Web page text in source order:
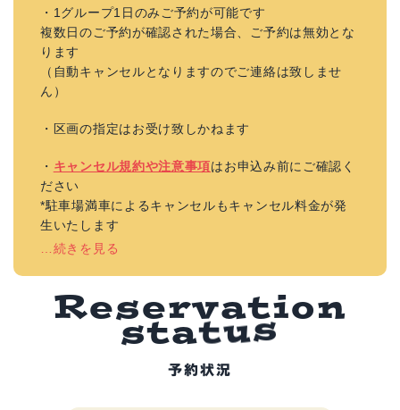
・1グループ1日のみご予約が可能です
複数日のご予約が確認された場合、ご予約は無効とな
ります
（自動キャンセルとなりますのでご連絡は致しませ
ん）
・区画の指定はお受け致しかねます
・ キャンセル規約や注意事項はお申込み前にご確認く
ださい
*駐車場満車によるキャンセルもキャンセル料金が発
生いたします
…続きを見る
Reservation
status
予約状況